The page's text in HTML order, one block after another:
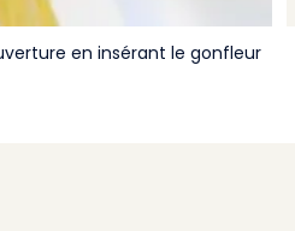
en insérant le gonfleur